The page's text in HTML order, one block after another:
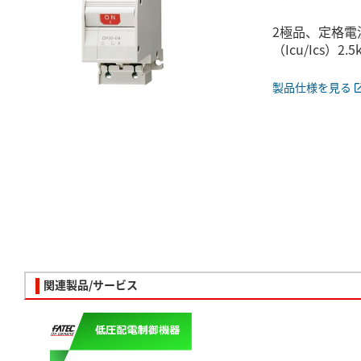
2極品、定格
（Icu/Ics）
製品仕様を見る
関連製品/サービス